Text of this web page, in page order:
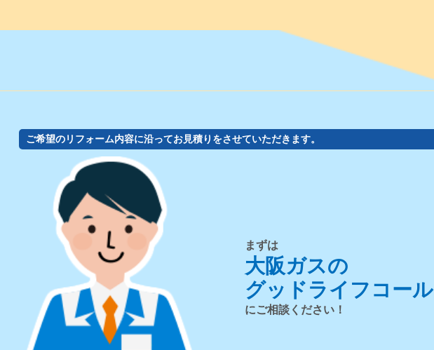
ご希望のリフォーム内容に沿ってお見積りをさせていただきます。
まずは
大阪ガスの
グッドライフコール
にご相談ください！